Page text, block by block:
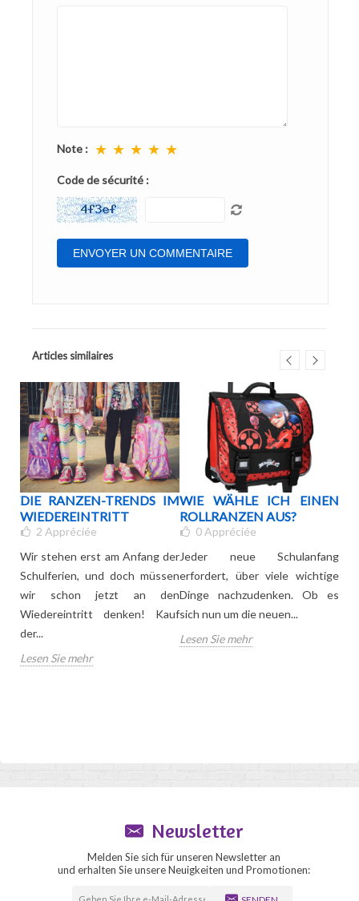
Note : ★ ★ ★ ★ ★
Code de sécurité :
Articles similaires
DIE RANZEN-TRENDS IM
WIEDEREINTRITT
2 Appréciée
Wir stehen erst am Anfang der
Schulferien, und doch müssen
wir schon jetzt an den
Wiedereintritt denken! Kauf
der...
Lesen Sie mehr
WIE WÄHLE ICH EINEN
ROLLRANZEN AUS?
0 Appréciée
Jeder neue Schulanfang
erfordert, über viele wichtige
Dinge nachzudenken. Ob es
sich nun um die neuen...
Lesen Sie mehr
Newsletter
Melden Sie sich für unseren Newsletter an
und erhalten Sie unsere Neuigkeiten und Promotionen: